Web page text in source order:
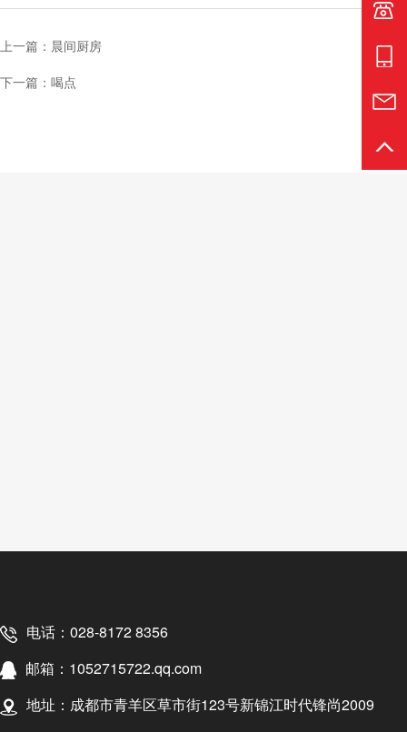
电话
邮箱
返回
上一篇：晨间厨房
下一篇：喝点
电话：028-8172 8356
邮箱：1052715722.qq.com
地址：成都市青羊区草市街123号新锦江时代锋尚2009